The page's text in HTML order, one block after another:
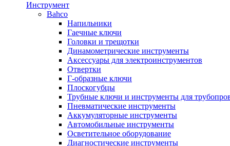
Инструмент
Bahco
Напильники
Гаечные ключи
Головки и трещотки
Динамометрические инструменты
Аксессуары для электроинструментов
Отвертки
Г-образные ключи
Плоскогубцы
Трубные ключи и инструменты для
Пневматические инструменты
Аккумуляторные инструменты
Автомобильные инструменты
Осветительное оборудование
Диагностические инструменты